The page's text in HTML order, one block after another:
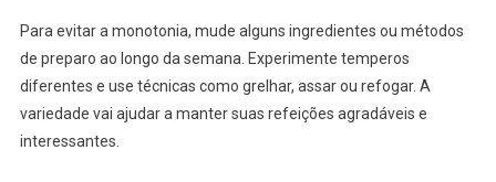
Para evitar a monotonia, mude alguns ingredientes ou métodos
de preparo ao longo da semana. Experimente temperos
diferentes e use técnicas como grelhar, assar ou refogar. A
variedade vai ajudar a manter suas refeições agradáveis e
interessantes.